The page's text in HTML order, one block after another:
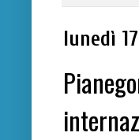
lunedì